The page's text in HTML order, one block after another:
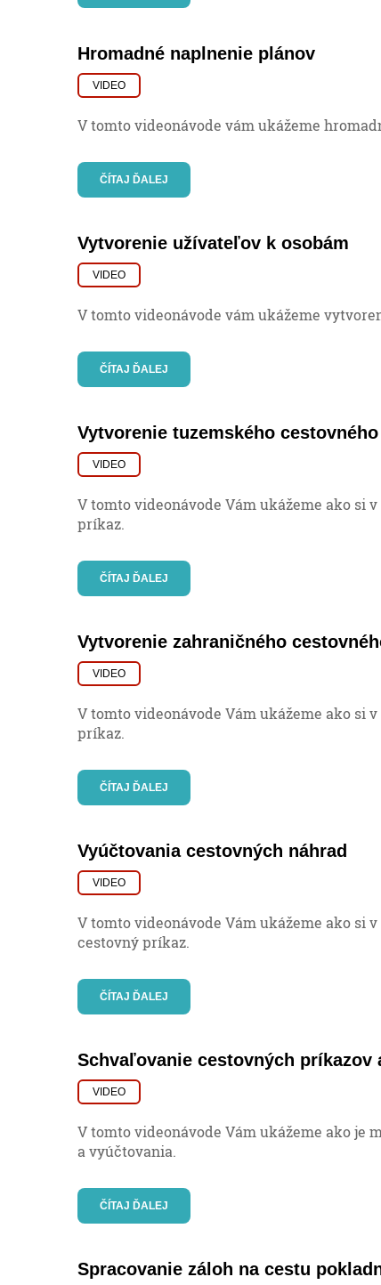
Hromadné naplnenie plánov
VIDEO
V tomto videonávode vám ukážeme
ČÍTAJ ĎALEJ
Vytvorenie užívateľov k osobám
VIDEO
V tomto videonávode vám ukážeme
ČÍTAJ ĎALEJ
Vytvorenie tuzemského
VIDEO
V tomto videonávode Vám ukážeme ako si
príkaz.
ČÍTAJ ĎALEJ
Vytvorenie zahraničného
VIDEO
V tomto videonávode Vám ukážeme ako si
príkaz.
ČÍTAJ ĎALEJ
Vyúčtovania cestovných náhrad
VIDEO
V tomto videonávode Vám ukážeme ako si
cestovný príkaz.
ČÍTAJ ĎALEJ
Schvaľovanie cestovných príkazov
VIDEO
V tomto videonávode Vám ukážeme ako je
a vyúčtovania.
ČÍTAJ ĎALEJ
Spracovanie záloh na cestu